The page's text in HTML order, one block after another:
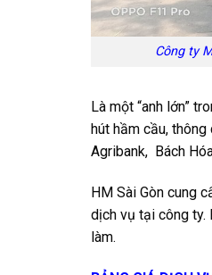
Công ty
Là một “anh lớn”
hút hầm cầu,
Agribank, Bách
HM Sài Gòn cung
dịch vụ tại công ty.
làm.